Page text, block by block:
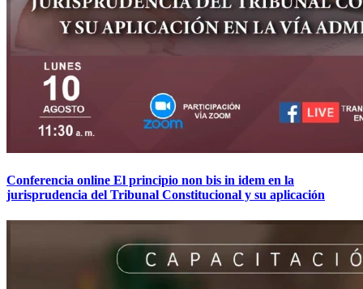
Conferencia online El principio non bis in idem en la
jurisprudencia del Tribunal Constitucional y su aplicación